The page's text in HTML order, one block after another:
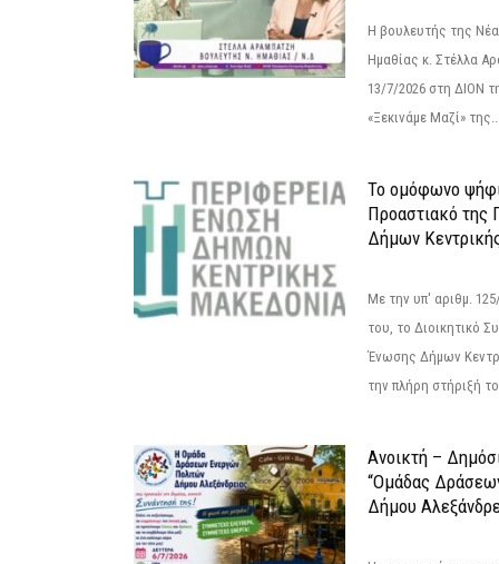
Η βουλευτής της
Ημαθίας κ. Στέλλα
13/7/2026 στη ΔΙΟΝ
«Ξεκινάμε Μαζί»
Το ομόφωνο
Προαστιακό της
Δήμων
Με την υπ' αριθμ.
του, το Διοικητικό
Ένωσης Δήμων
την πλήρη στήριξή
Ανοικτή –
“Ομάδας
Δήμου